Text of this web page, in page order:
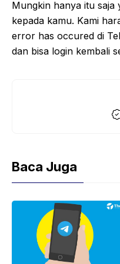
Mungkin hanya itu saja
kepada kamu. Kami
error has occured di
dan bisa login kembali
Baca Juga